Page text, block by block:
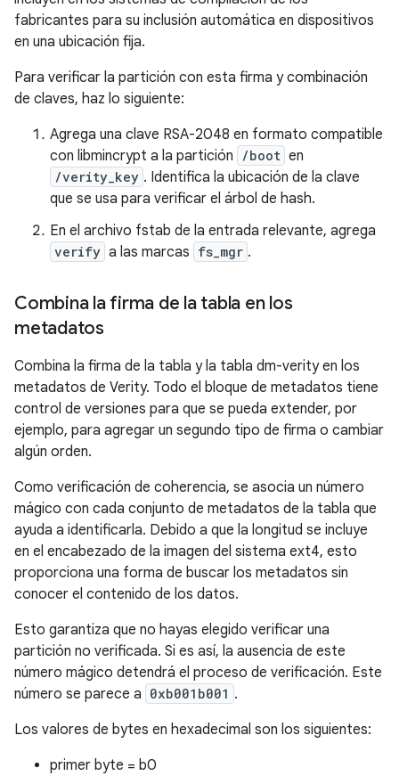
fabricantes para su inclusión automática en dispositivos
en una ubicación fija.
Para verificar la partición con esta firma y combinación
de claves, haz lo siguiente:
Agrega una clave RSA-2048 en formato compatible
con libmincrypt a la partición
/boot en
/verity_key . Identifica la ubicación de la clave
que se usa para verificar el árbol de hash.
En el archivo fstab de la entrada relevante, agrega
verify a las marcas fs_mgr .
Combina la firma de la tabla en los
metadatos
Combina la firma de la tabla y la tabla dm-verity en los
metadatos de Verity. Todo el bloque de metadatos tiene
control de versiones para que se pueda extender, por
ejemplo, para agregar un segundo tipo de firma o cambiar
algún orden.
Como verificación de coherencia, se asocia un número
mágico con cada conjunto de metadatos de la tabla que
ayuda a identificarla. Debido a que la longitud se incluye
en el encabezado de la imagen del sistema ext4, esto
proporciona una forma de buscar los metadatos sin
conocer el contenido de los datos.
Esto garantiza que no hayas elegido verificar una
partición no verificada. Si es así, la ausencia de este
número mágico detendrá el proceso de verificación. Este
número se parece a 0xb001b001 .
Los valores de bytes en hexadecimal son los siguientes:
primer byte = b0